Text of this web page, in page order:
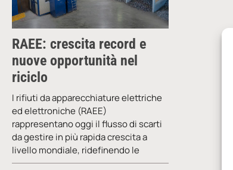
RAEE: crescita record e
nuove opportunità nel
riciclo
I rifiuti da apparecchiature elettriche
ed elettroniche (RAEE)
rappresentano oggi il flusso di scarti
da gestire in più rapida crescita a
livello mondiale, ridefinendo le